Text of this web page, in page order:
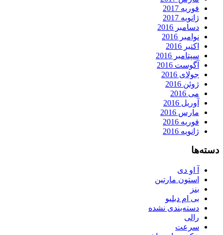
فوریه 2017
ژانویه 2017
دسامبر 2016
نوامبر 2016
اکتبر 2016
سپتامبر 2016
آگوست 2016
جولای 2016
ژوئن 2016
می 2016
آوریل 2016
مارس 2016
فوریه 2016
ژانویه 2016
دسته‌ها
آ او دی
استون مارتین
بنز
بی ام دبلیو
دسته‌بندی نشده
رالی
سرعت